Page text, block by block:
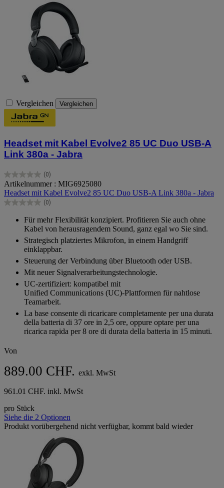
Vergleichen Vergleichen
Headset mit Kabel Evolve2 85 UC Duo USB-A
Link 380a - Jabra
(0)
0.0
von
5
Sternen.
Artikelnummer : MIG6925080
Headset mit Kabel Evolve2 85 UC Duo USB-A Link 380a - Jabra
(0)
0.0
Sternen.
Für mehr Flexibilität konzipiert. Profitieren Sie auch ohne
Kabel von herausragendem Sound, ganz egal wo Sie sind.
Strategisch platziertes Mikrofon, in einem Handgriff
einklappbar.
Steuerung der Verbindung über Bluetooth oder USB.
Mit neuer Signalverarbeitungstechnologie.
UC-zertifiziert: kompatibel mit
Unified Communications (UC)-Plattformen für nahtlose
Teamarbeit.
La base consente di ricaricare completamente per una durata
della batteria di 37 ore in 2,5 ore, oppure optare per una
ricarica rapida per 8 ore di durata della batteria in 15 minuti.
Von
889.00 CHF. exkl. MwSt
961.01 CHF. inkl. MwSt
pro Stück
Siehe die 2 Optionen
Produkt vorübergehend nicht verfügbar, kommt bald wieder